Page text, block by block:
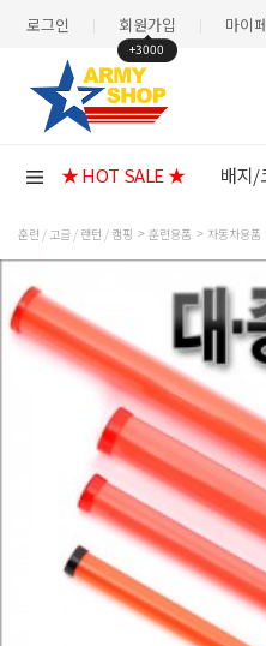
로그인 회원가입
+3000
마이
★ HOT SALE ★ 배지/
훈련 / 고글 / 랜턴 / 캠핑 훈련용품 자동차용품